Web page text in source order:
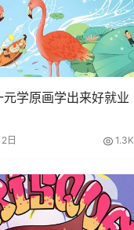
元学原画学出来好就业
日 1.3K